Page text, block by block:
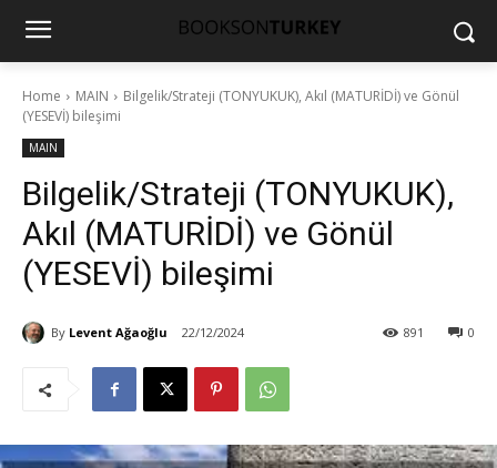
Home MAIN
Bilgelik/Strateji (TONYUKUK), Akıl (MATURİDİ) ve Gönül
(YESEVİ) bileşimi
MAIN
Bilgelik/Strateji (TONYUKUK),
Akıl (MATURİDİ) ve Gönül
(YESEVİ) bileşimi
By Levent Ağaoğlu 22/12/2024 0
891